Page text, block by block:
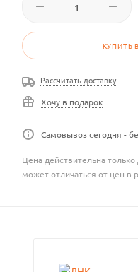
КУПИТЬ
Рассчитать доставку
Хочу в подарок
Самовывоз сегодня -
Цена действительна
может отличаться от цен в